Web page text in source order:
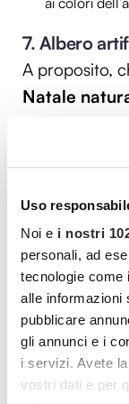
Uso
Noi e i nostri
personali, ad
tecnologie come
alle informazioni
pubblicare
gli annunci e i
i servizi. Avete
vostri dati e per
7. Albero
A proposito,
Natale
non sempre
attenzione.
L’albero
anni.Può
preferiamo e
Creare il
scatole che
dopo anno,